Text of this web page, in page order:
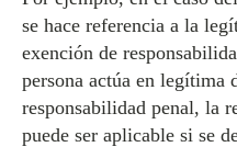
se hace referencia a la
exención de
persona actúa en legítima
responsabilidad penal, la
puede ser aplicable si se